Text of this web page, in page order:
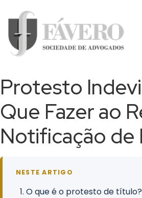
Protesto
Que Fazer ao
Notificação
NESTE ARTIGO
O que é o protesto de título?